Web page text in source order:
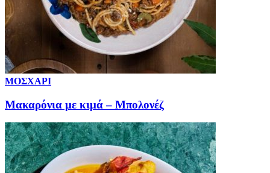
ΜΟΣΧΑΡΙ
Μακαρόνια με κιμά – Μπολονέζ